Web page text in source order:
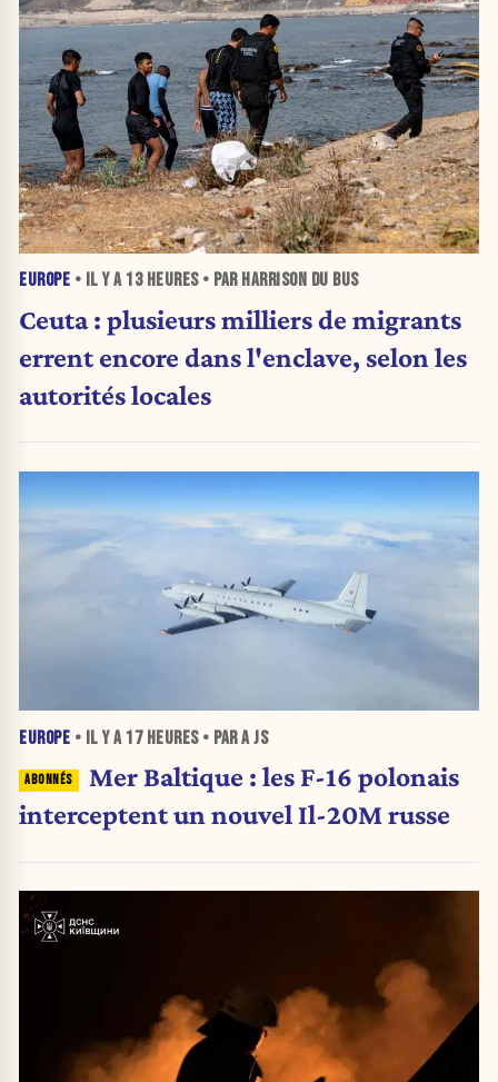
EUROPE • IL Y A 13 HEURES• PAR HARRISON DU BUS
Ceuta : plusieurs milliers de migrants
errent encore dans l'enclave, selon les
autorités locales
EUROPE • IL Y A 17 HEURES• PAR A JS
Mer Baltique : les F-16 polonais
interceptent un nouvel Il-20M russe